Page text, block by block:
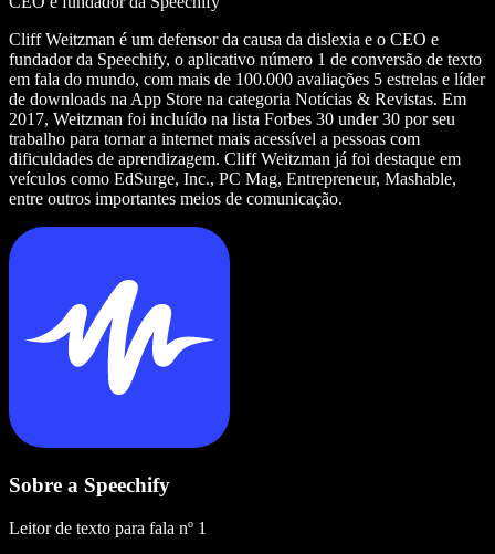
Cliff Weitzman é um defensor da causa da dislexia e o CEO e
fundador da Speechify, o aplicativo número 1 de conversão de texto
em fala do mundo, com mais de 100.000 avaliações 5 estrelas e líder
de downloads na App Store na categoria Notícias & Revistas. Em
2017, Weitzman foi incluído na lista Forbes 30 under 30 por seu
trabalho para tornar a internet mais acessível a pessoas com
dificuldades de aprendizagem. Cliff Weitzman já foi destaque em
veículos como EdSurge, Inc., PC Mag, Entrepreneur, Mashable,
entre outros importantes meios de comunicação.
Sobre a Speechify
Leitor de texto para fala nº 1